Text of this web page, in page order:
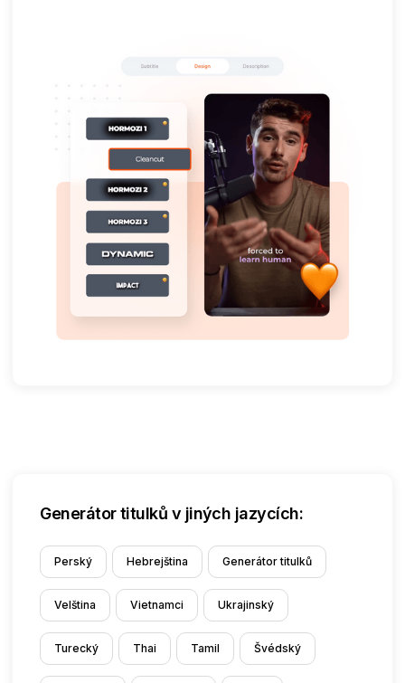
Generátor titulků v jiných jazycích:
Perský Hebrejština Generátor titulků
Velština Vietnamci Ukrajinský
Turecký Thai Tamil Švédský